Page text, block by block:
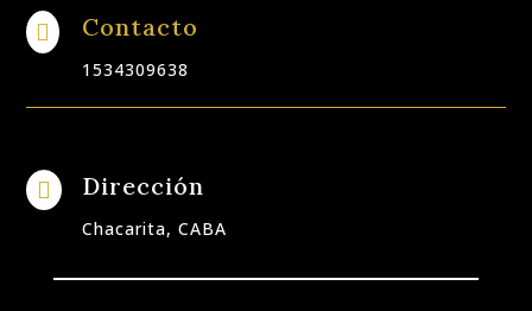
 Contacto
1534309638
 Dirección
Chacarita, CABA